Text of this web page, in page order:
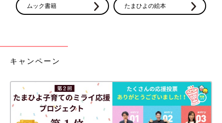
ムック書籍 たまひよの絵本
キャンペーン